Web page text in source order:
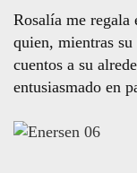
Rosalía me regala
quien, mientras
cuentos a su
entusiasmado en